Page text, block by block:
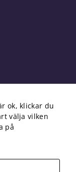
ok, klickar du
välja vilken
på
på